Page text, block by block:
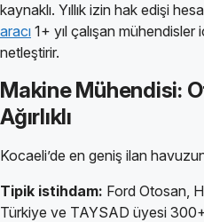
kaynaklı. Yıllık izin hak edişi
aracı 1+ yıl çalışan mühendisler
netleştirir.
Makine Mühendisi:
Ağırlıklı
Kocaeli’de en geniş ilan
Tipik istihdam: Ford Otosan,
Türkiye ve TAYSAD üyesi